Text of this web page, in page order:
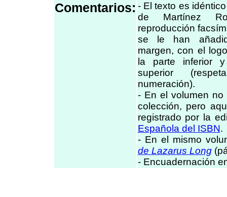
Comentarios: - El texto es
de Martínez
reproducción
se le han
margen, con el
la parte inferior
superior
numeración).
- En el volumen
colección, pero
registrado por la
Española del ISBN.
- En el mismo
de Lazarus Long
- Encuadernación